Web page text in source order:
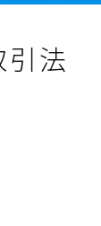
法